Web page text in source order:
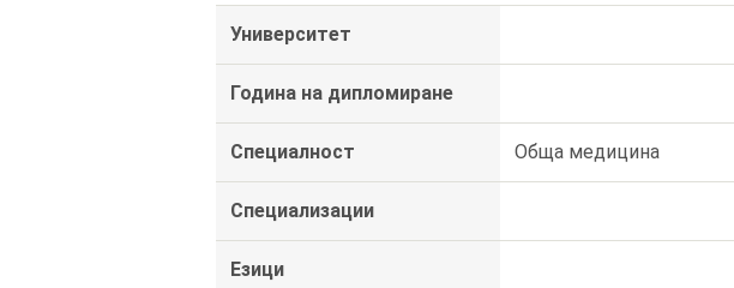
Университет
Година на дипломиране
Специалност Обща медицина
Специализации
Езици